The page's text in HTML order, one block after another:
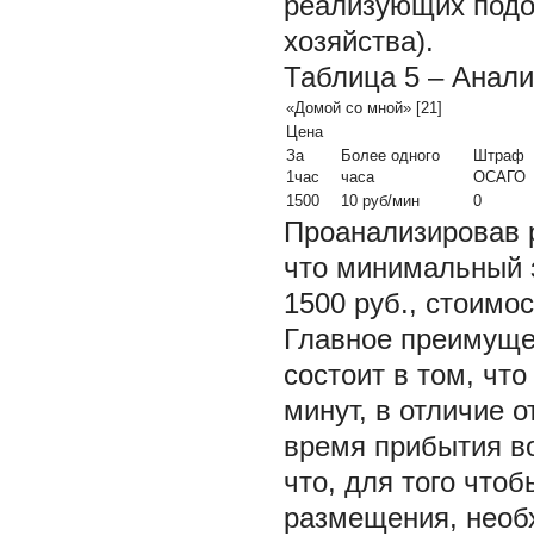
хозяйства).
Таблица 5 –
«Домой со мной» [21]
Цена
За
1час
Более одного
часа
Штраф
ОСАГО
1500
10 руб/мин 0
Проанализировав
что минимальный
1500 руб.,
Главное
состоит в том,
минут, в отличие
время прибытия
что, для того
размещения,